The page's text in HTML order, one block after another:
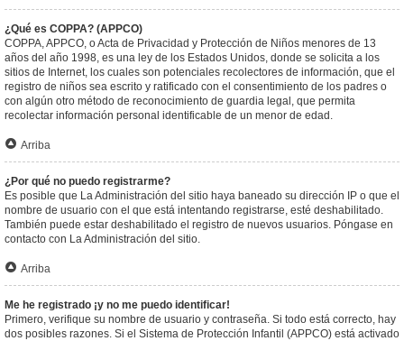
¿Qué es COPPA? (APPCO)
COPPA, APPCO, o Acta de Privacidad y Protección de Niños menores de 13
años del año 1998, es una ley de los Estados Unidos, donde se solicita a los
sitios de Internet, los cuales son potenciales recolectores de información, que el
registro de niños sea escrito y ratificado con el consentimiento de los padres o
con algún otro método de reconocimiento de guardia legal, que permita
recolectar información personal identificable de un menor de edad.
Arriba
¿Por qué no puedo registrarme?
Es posible que La Administración del sitio haya baneado su dirección IP o que el
nombre de usuario con el que está intentando registrarse, esté deshabilitado.
También puede estar deshabilitado el registro de nuevos usuarios. Póngase en
contacto con La Administración del sitio.
Arriba
Me he registrado ¡y no me puedo identificar!
Primero, verifique su nombre de usuario y contraseña. Si todo está correcto, hay
dos posibles razones. Si el Sistema de Protección Infantil (APPCO) está activado